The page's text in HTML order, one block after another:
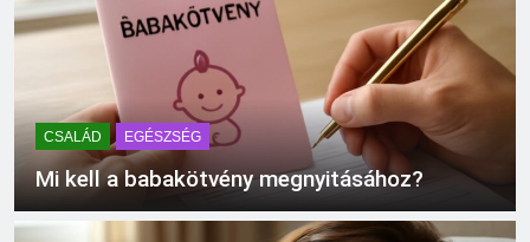
3 Nap Ezelőtt
CSALÁD EGÉSZSÉG
Mi kell a babakötvény megnyitásához?